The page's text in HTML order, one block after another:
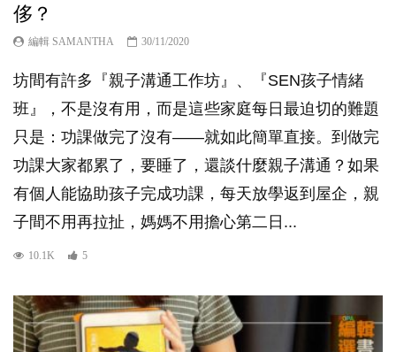
侈？
編輯 SAMANTHA 30/11/2020
坊間有許多『親子溝通工作坊』、『SEN孩子情緒
班』，不是沒有用，而是這些家庭每日最迫切的難題
只是：功課做完了沒有——就如此簡單直接。到做完
功課大家都累了，要睡了，還談什麼親子溝通？如果
有個人能協助孩子完成功課，每天放學返到屋企，親
子間不用再拉扯，媽媽不用擔心第二日...
10.1K 5